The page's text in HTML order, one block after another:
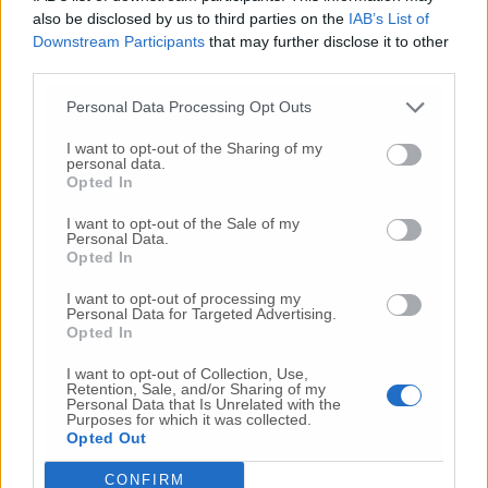
also be disclosed by us to third parties on the IAB’s List of
Downstream Participants that may further disclose it to other
Personal Data Processing Opt Outs
I want to opt-out of the Sharing of my
personal data.
Opted In
I want to opt-out of the Sale of my
Personal Data.
Opted In
I want to opt-out of processing my
Personal Data for Targeted Advertising.
Opted In
I want to opt-out of Collection, Use,
Retention, Sale, and/or Sharing of my
Personal Data that Is Unrelated with the
Purposes for which it was collected.
Opted Out
CONFIRM
La posizione della Caterpillar è stata ritenuta
incoprensibile e riicevibile dalle sigle
Giunta regionale, Francesco Acquaroli.
«Questo pomeriggio si è tenuto il tavolo
Caterpillar convocato dal Ministero per lo
Sviluppo Economico. – scrive in una nota il
per aver accolto le nostre richieste e aver
convocato il tavolo di confronto sulla
vertenza, un passaggio fondamentale per
affrontare una vicenda così critica. Resta però
incomprensibile e inaccettabile